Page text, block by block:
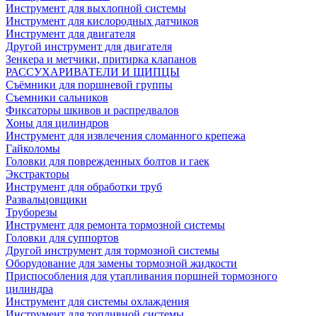
Инструмент для выхлопной системы
Инструмент для кислородных датчиков
Инструмент для двигателя
Другой инструмент для двигателя
Зенкера и метчики, притирка клапанов
РАССУХАРИВАТЕЛИ И ЩИПЦЫ
Съёмники для поршневой группы
Съемники сальников
Фиксаторы шкивов и распредвалов
Хоны для цилиндров
Инструмент для извлечения сломанного крепежа
Гайколомы
Головки для поврежденных болтов и гаек
Экстракторы
Инструмент для обработки труб
Развальцовщики
Труборезы
Инструмент для ремонта тормозной системы
Головки для суппортов
Другой инструмент для тормозной системы
Оборудование для замены тормозной жидкости
Приспособления для утапливания поршней тормозного
цилиндра
Инструмент для системы охлаждения